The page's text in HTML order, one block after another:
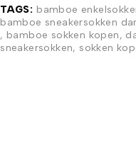
TAGS: bamboe
bamboe sneakersokken
, bamboe sokken kopen,
sneakersokken, sokken